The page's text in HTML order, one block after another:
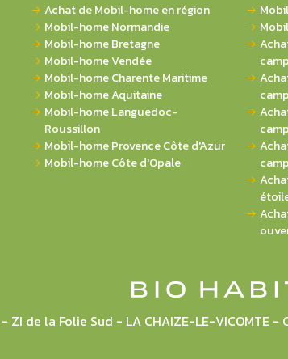
ZI de la Folie Sud - LA CHAIZE-LE-VICOMTE -
Achat de Mobil-home en région
Mobil-home Normandie
Mobil-home Bretagne
Mobil-home Vendée
Mobil-home Charente Maritime
Mobil-home Aquitaine
Mobil-home Languedoc-
Roussillon
Mobil-home Provence Côte d'Azur
Mobil-home Côte d'Opale